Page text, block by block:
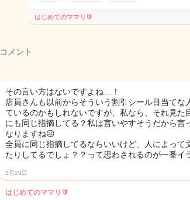
はじめてのママリ🔰
コメント
その言い方はないですよね…！
店員さんも以前からそういう割引シール目当てな
ているのかもしれないですが、私なら、それ見た
にも同じ指摘してる？私は言いやすそうだから言
なりますね😖
全員に同じ指摘してるならいいけど、人によって
たりしてるでしょ？？って思わされるのが一番イ
3月29日
はじめてのママリ🔰